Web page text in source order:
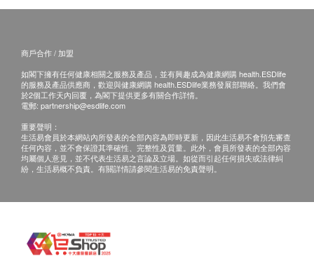
紅血球沉降率
平均血紅蛋白濃度
平均血紅蛋白
報告
女西醫講解報告
免責聲明：
本服務/產品由商戶提供。生活易【健康網購
health.ESDlife】並沒有經營或提供本服務/產品。
產品而引致的損失、損害、受傷或法律訴訟，健康
網購health.ESDlife概不負責。一切有關的索償或
查詢，須向提供服務之體檢中心或商戶提出。
商戶合作 / 加盟
如閣下擁有任何健康相關之服務及產品，並有興趣成為健康網購 health.ESDlife
的服務及產品供應商，歡迎與健康網購 health.ESDlife業務發展部聯絡。我們會
於2個工作天內回覆，為閣下提供更多有關合作詳情。
電郵: partnership@esdlife.com
重要聲明：
生活易會員於本網站內所發表的全部內容為即時更新，因此生活易不會預先審查
任何內容，並不會保證其準確性、完整性及質量。此外，會員所發表的全部內容
均屬個人意見，並不代表生活易之言論及立場。如從而引起任何損失或法律糾
紛，生活易概不負責。有關詳情請參閱生活易的免責聲明。